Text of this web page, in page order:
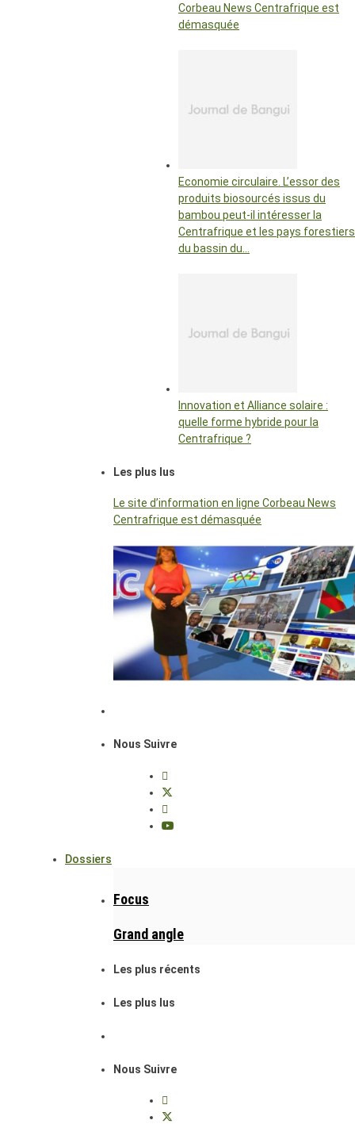
Corbeau News Centrafrique est
démasquée
Economie circulaire. L’essor des
produits biosourcés issus du
bambou peut-il intéresser la
Centrafrique et les pays forestiers
du bassin du…
Innovation et Alliance solaire :
quelle forme hybride pour la
Centrafrique ?
Les plus lus
Le site d’information en ligne Corbeau News
Centrafrique est démasquée
Nous Suivre
Dossiers
Focus
Grand angle
Les plus récents
Les plus lus
Nous Suivre